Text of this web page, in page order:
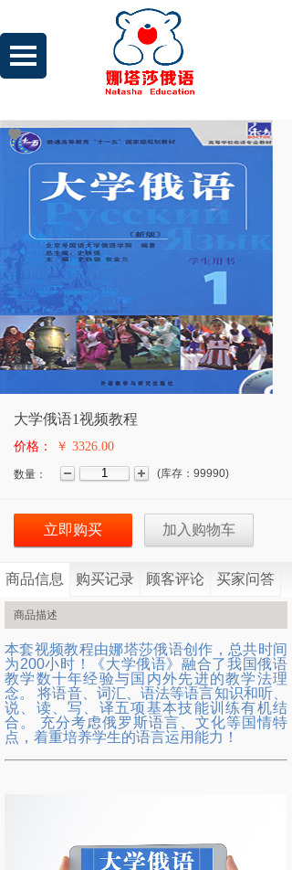
大学俄语1视频教程
价格： ￥ 3326.00
数量： (库存： 99990)
立即购买 加入购物车
商品信息 购买记录 顾客评论 买家问答
商品描述
本套视频教程由娜塔莎俄语创作，总共时间
为200小时！《大学俄语》融合了我国俄语
教学数十年经验与国内外先进的教学法理
念。 将语音、词汇、语法等语言知识和听、
说、读、写、译五项基本技能训练有机结
合。 充分考虑俄罗斯语言、文化等国情特
点，着重培养学生的语言运用能力！